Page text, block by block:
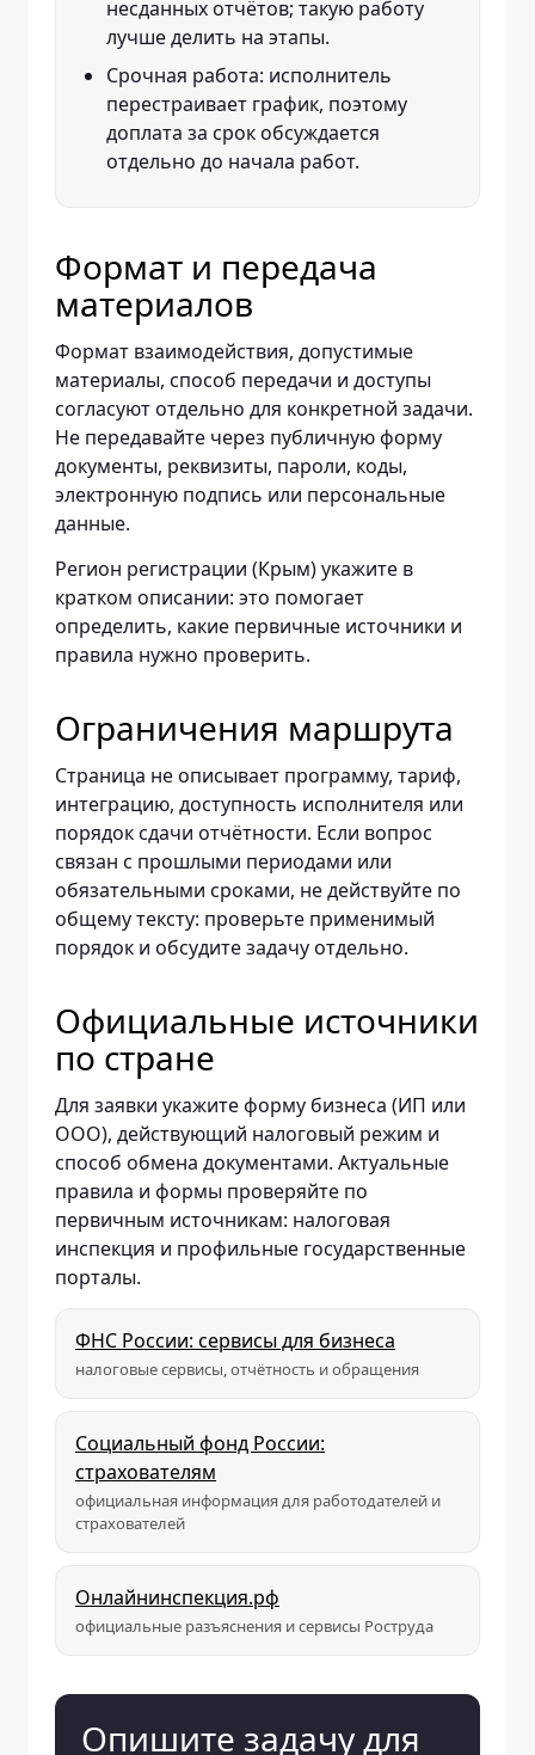
несданных отчётов; такую работу
лучше делить на этапы.
Срочная работа: исполнитель
перестраивает график, поэтому
доплата за срок обсуждается
отдельно до начала работ.
Формат и передача
материалов
Формат взаимодействия, допустимые
материалы, способ передачи и доступы
согласуют отдельно для конкретной задачи.
Не передавайте через публичную форму
документы, реквизиты, пароли, коды,
электронную подпись или персональные
данные.
Регион регистрации (Крым) укажите в
кратком описании: это помогает
определить, какие первичные источники и
правила нужно проверить.
Ограничения маршрута
Страница не описывает программу, тариф,
интеграцию, доступность исполнителя или
порядок сдачи отчётности. Если вопрос
связан с прошлыми периодами или
обязательными сроками, не действуйте по
общему тексту: проверьте применимый
порядок и обсудите задачу отдельно.
Официальные источники
по стране
Для заявки укажите форму бизнеса (ИП или
ООО), действующий налоговый режим и
способ обмена документами. Актуальные
правила и формы проверяйте по
первичным источникам: налоговая
инспекция и профильные государственные
порталы.
ФНС России: сервисы для бизнеса
налоговые сервисы, отчётность и обращения
Социальный фонд России:
страхователям
официальная информация для работодателей и
страхователей
Онлайнинспекция.рф
официальные разъяснения и сервисы Роструда
Опишите задачу для